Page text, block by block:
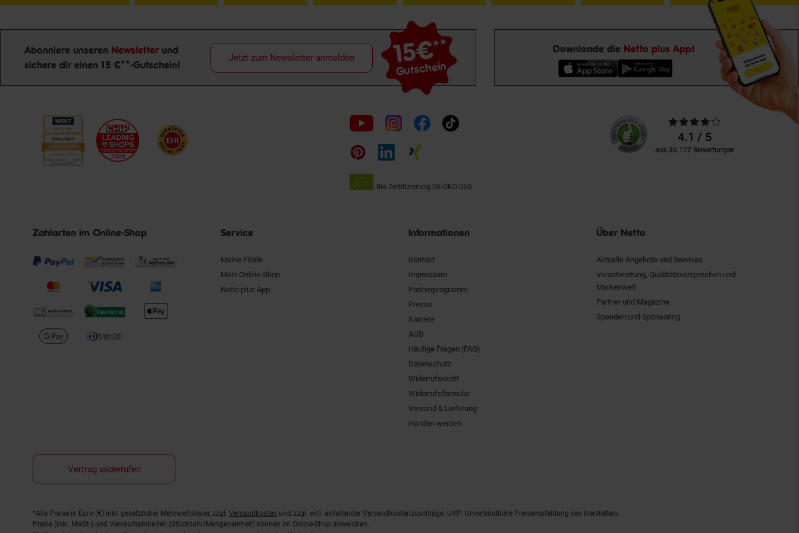
Newsletter Anmeldung
Abonniere unseren Newsletter und
sichere dir einen 15 €**-Gutschein!
15€**
Gutschein
Jetzt zum Newsletter anmelden
Downloade die Netto plus App!
Folge
uns
auf
Bio Zertifizierung DE-ÖKO-060
Unsere
Kundenbewertungen
Durchschnittliche
Bewertungen4.1 / 5
aus 36.172 Bewertungen
Zahlarten im Online-Shop Service
Meine Filiale
Mein Online-Shop
Netto plus App
Informationen
Kontakt
Impressum
Partnerprogramm
Presse
Karriere
AGB
Häufige Fragen (FAQ)
Datenschutz
Widerrufsrecht
Widerrufsformular
Versand & Lieferung
Händler werden
Über Netto
Aktuelle Angebote und Services
Verantwortung, Qualitätsversprechen und
Markenwelt
Partner und Magazine
Spenden und Sponsoring
Vertrag widerrufen
Fußnoten
*Alle Preise in Euro (€) inkl. gesetzlicher Mehrwertsteuer, zzgl. Versandkosten und zzgl. evtl. anfallender Versandkostenzuschläge. UVP: Unverbindliche Preisempfehlung des Herstellers.
Preise (inkl. MwSt.) und Verkaufseinheiten (Stückzahl/Mengeneinheit) können im Online-Shop abweichen.